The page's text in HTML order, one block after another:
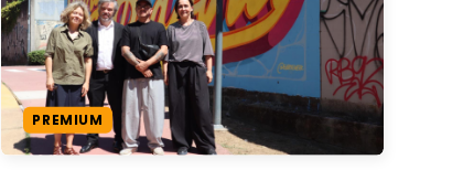
PREMIUM